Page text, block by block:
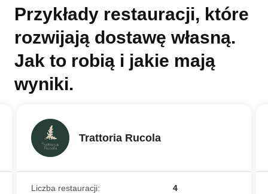
Przykłady restauracji, które
rozwijają dostawę własną.
Jak to robią i jakie mają
wyniki.
Trattoria Rucola
Liczba restauracji:
4